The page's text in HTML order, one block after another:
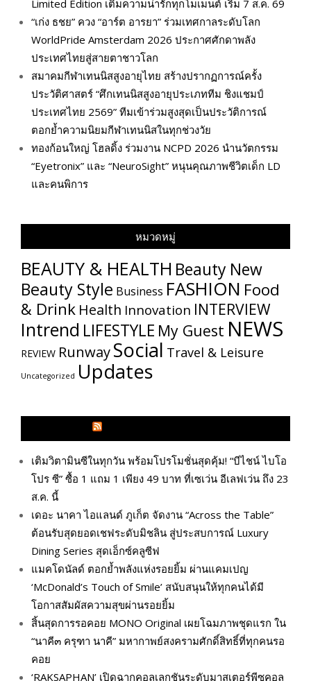
Limited Edition เติมความน่ารักทุกโมเมนต์ เริ่ม 7 ส.ค. 69
“เก่ง ธชย” ควง “อาร์ต อารยา” ร่วมเทศกาลระดับโลก
WorldPride Amsterdam 2026 ประกาศศักดาพลัง
ประเทศไทยสู่สายตาชาวโลก
สมาคมกีฬาเทนนิสสูงอายุไทย สร้างปรากฏการณ์ครั้ง
ประวัติศาสตร์ “ศึกเทนนิสสูงอายุประเภททีม ชิงแชมป์
ประเทศไทย 2569” ทีมเข้าร่วมสูงสุดเป็นประวัติการณ์
ตอกย้ำความนิยมกีฬาเทนนิสในทุกช่วงวัย
ทองก้อนใหญ่ โฮลดิ้ง ร่วมงาน NCPD 2026 นำนวัตกรรม
“Eyetronix” และ “NeuroSight” หนุนคุณภาพชีวิตเด็ก LD
และคนพิการ
หมวดหมู่
BEAUTY & HEALTH Beauty New
Beauty Style Business FASHION Food
& Drink Health Innovation INTERVIEW
Intrend LIFESTYLE My​ Guest NEWS
REVIEW RunwaySocial Travel & Leisure
Uncategorized Updates
เติมวิตามินซีในทุกวัน พร้อมโปรโมชั่นสุดคุ้ม! “บีไชน์ ไบโอ
โปร ซี” ซื้อ 1 แถม 1 เพียง 49 บาท ที่เซเว่น อีเลฟเว่น ถึง 23
ส.ค. นี้
เดอะ นาคา ไอแลนด์ ภูเก็ต จัดงาน “Across the Table”
ต้อนรับสุดยอดเชฟระดับมิชลิน สู่ประสบการณ์ Luxury
Dining Series สุดเอ็กซ์คลูซีฟ
แมคโดนัลด์ ตอกย้ำพลังแห่งรอยยิ้ม ผ่านแคมเปญ
‘McDonald’s Touch of Smile’ สนับสนุนให้ทุกคนได้มี
โอกาสสัมผัสความสุขผ่านรอยยิ้ม
สิ้นสุดการรอคอย MONO Original เผยโฉมภาพชุดแรก ใน
“นาคี๓ ครุฑา นาคี” มหากาพย์สงครามศักดิ์สิทธิ์ที่ทุกคนรอ
คอย
‘RAKSAPHAN’ เปิดฉากคอลเลกชันระดับมาสเตอร์พีซคอล